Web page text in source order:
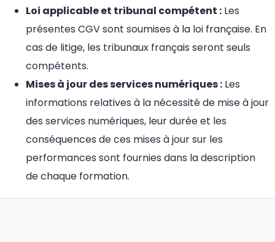
Loi applicable et tribunal compétent : Les
présentes CGV sont soumises à la loi française. En
cas de litige, les tribunaux français seront seuls
compétents.
Mises à jour des services numériques : Les
informations relatives à la nécessité de mise à jour
des services numériques, leur durée et les
conséquences de ces mises à jour sur les
performances sont fournies dans la description
de chaque formation.